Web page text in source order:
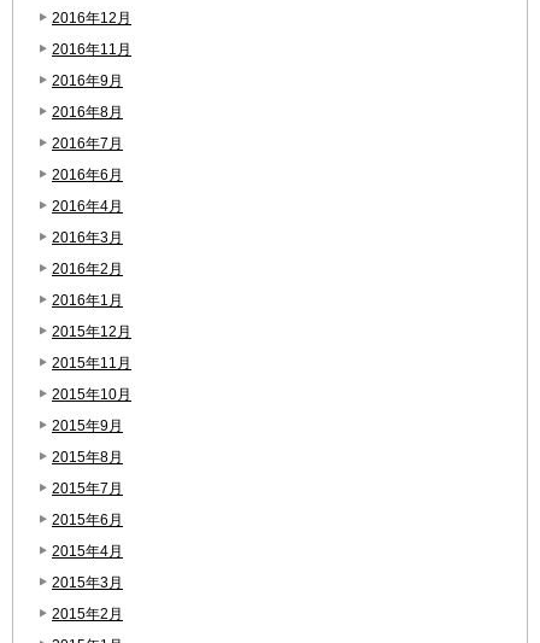
2016年12月
2016年11月
2016年9月
2016年8月
2016年7月
2016年6月
2016年4月
2016年3月
2016年2月
2016年1月
2015年12月
2015年11月
2015年10月
2015年9月
2015年8月
2015年7月
2015年6月
2015年4月
2015年3月
2015年2月